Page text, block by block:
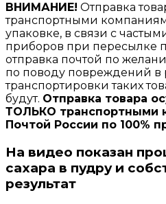
ВНИМАНИЕ! Отправка
транспортными
упаковке, в связи с
приборов при пересылке
отправка почтой по
по поводу повреждений в
транспортировки таких
будут. Отправка товара
ТОЛЬКО транспортными
Почтой России по 100%
На видео показан
сахара в пудру и
результат